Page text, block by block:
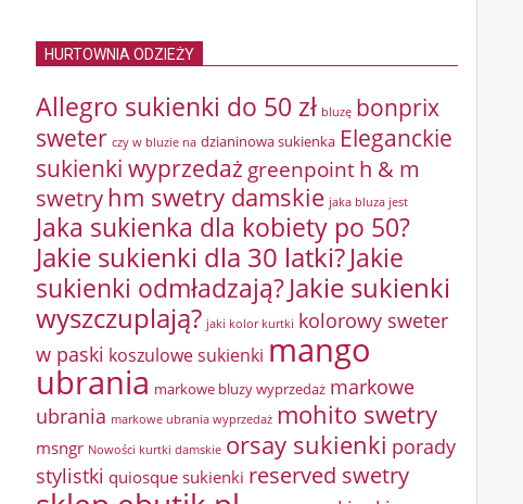
HURTOWNIA ODZIEŻY
Allegro sukienki do 50 zł bluzę bonprix
sweter czy w bluzie na dzianinowa sukienka Eleganckie
sukienki wyprzedaż greenpointh & m
swetryhm swetry damskie jaka bluza jest
Jaka sukienka dla kobiety po 50?
Jakie sukienki dla 30 latki?Jakie
sukienki odmładzają?Jakie sukienki
wyszczuplają? jaki kolor kurtki kolorowy sweter
w paski koszulowe sukienki mango
ubrania markowe bluzy wyprzedaż markowe
ubrania markowe ubrania wyprzedaż mohito swetry
msngr Nowości kurtki damskie orsay sukienki porady
stylistki quiosque sukienki reserved swetry